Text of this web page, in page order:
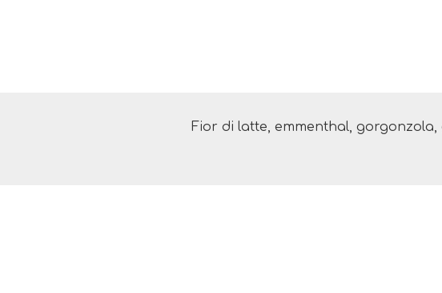
Fior di latte, emmenthal,